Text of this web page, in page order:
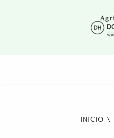
INICIO \